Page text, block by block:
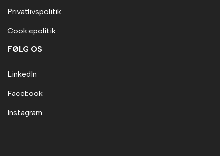
Privatlivspolitik
Cookiepolitik
FØLG OS
LinkedIn
Facebook
Instagram